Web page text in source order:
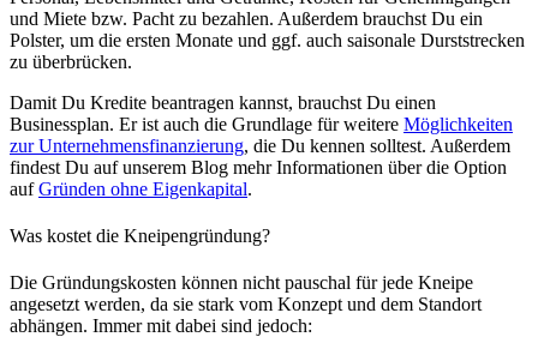
und Miete bzw. Pacht zu bezahlen. Außerdem brauchst Du ein
Polster, um die ersten Monate und ggf. auch saisonale Durststrecken
zu überbrücken.
Damit Du Kredite beantragen kannst, brauchst Du einen
Businessplan. Er ist auch die Grundlage für weitere Möglichkeiten
zur Unternehmensfinanzierung, die Du kennen solltest. Außerdem
findest Du auf unserem Blog mehr Informationen über die Option
aufGründen ohne Eigenkapital.
Was kostet die Kneipengründung?
Die Gründungskosten können nicht pauschal für jede Kneipe
angesetzt werden, da sie stark vom Konzept und dem Standort
abhängen. Immer mit dabei sind jedoch: